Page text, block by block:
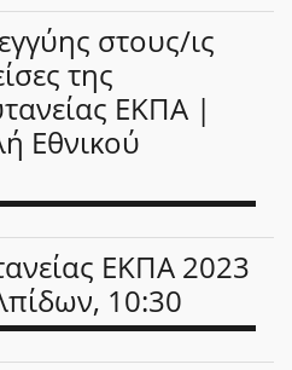
στους/ις
της
ΕΚΠΑ |
Εθνικού
ΕΚΠΑ 2023
10:30